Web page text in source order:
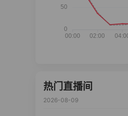
热门直播间
2026-08-09